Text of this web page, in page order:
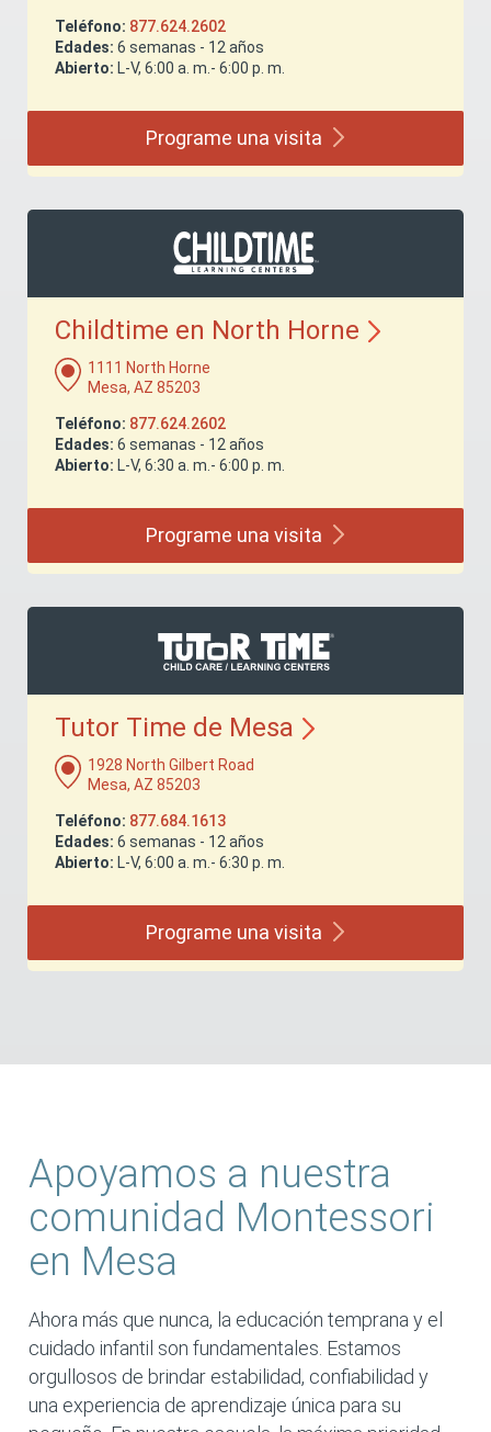
Teléfono: 877.624.2602
Edades: 6 semanas - 12 años
Abierto: L-V, 6:00 a. m.- 6:00 p. m.
Programe una visita
Childtime en North Horne
1111 North Horne
Mesa, AZ 85203
Teléfono: 877.624.2602
Edades: 6 semanas - 12 años
Abierto: L-V, 6:30 a. m.- 6:00 p. m.
Programe una visita
Tutor Time de Mesa
1928 North Gilbert Road
Mesa, AZ 85203
Teléfono: 877.684.1613
Edades: 6 semanas - 12 años
Abierto: L-V, 6:00 a. m.- 6:30 p. m.
Programe una visita
Apoyamos a nuestra
comunidad Montessori
en Mesa
Ahora más que nunca, la educación temprana y el
cuidado infantil son fundamentales. Estamos
orgullosos de brindar estabilidad, confiabilidad y
una experiencia de aprendizaje única para su